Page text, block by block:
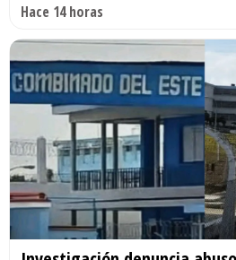
Hace 14 horas